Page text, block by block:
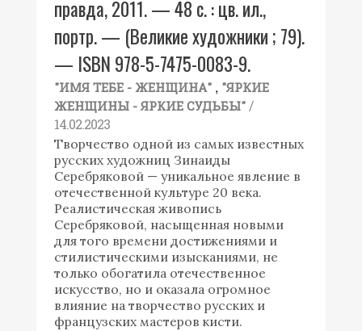
правда, 2011. — 48 с. : цв. ил.,
портр. — (Великие художники ; 79).
— ISBN 978-5-7475-0083-9.
"ИМЯ ТЕБЕ - ЖЕНЩИНА" , "ЯРКИЕ
ЖЕНЩИНЫ - ЯРКИЕ СУДЬБЫ" /
14.02.2023
Творчество одной из самых известных
русских художниц Зинаиды
Серебряковой — уникальное явление в
отечественной культуре 20 века.
Реалистическая живопись
Серебряковой, насыщенная новыми
для того времени достижениями и
стилистическими изысканиями, не
только обогатила отечественное
искусство, но и оказала огромное
влияние на творчество русских и
французских мастеров кисти.